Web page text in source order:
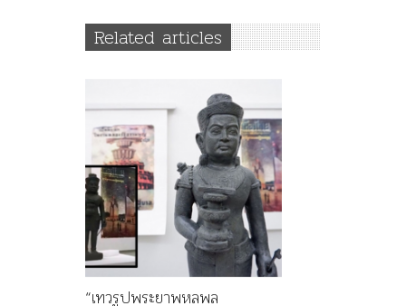
Related articles
“เทวรูปพระยาพหลพล